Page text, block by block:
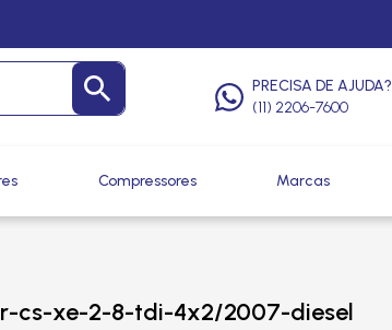
PRECISA DE AJUDA?
(11) 2206-7600
Compressores Marcas
cs-xe-2-8-tdi-4x2/2007-diesel